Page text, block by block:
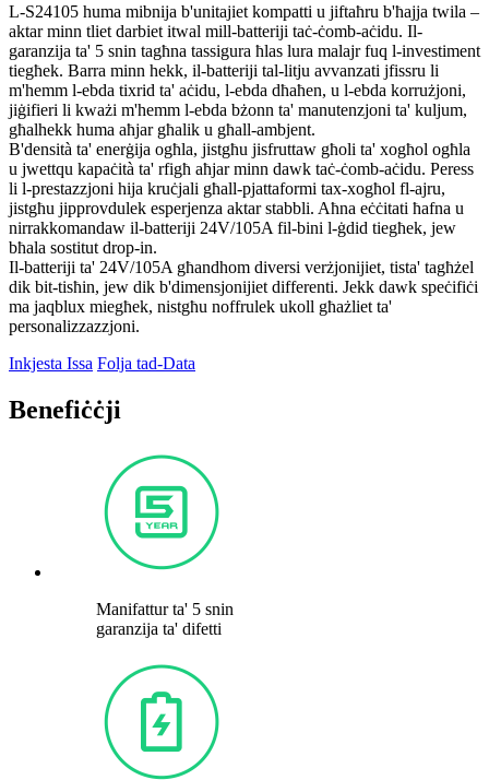
L-S24105 huma mibnija b'unitajiet kompatti u jiftaħru b'ħajja twila –
aktar minn tliet darbiet itwal mill-batteriji taċ-ċomb-aċidu. Il-
garanzija ta' 5 snin tagħna tassigura ħlas lura malajr fuq l-investiment
tiegħek. Barra minn hekk, il-batteriji tal-litju avvanzati jfissru li
m'hemm l-ebda tixrid ta' aċidu, l-ebda dħaħen, u l-ebda korrużjoni,
jiġifieri li kważi m'hemm l-ebda bżonn ta' manutenzjoni ta' kuljum,
għalhekk huma aħjar għalik u għall-ambjent.
B'densità ta' enerġija ogħla, jistgħu jisfruttaw għoli ta' xogħol ogħla
u jwettqu kapaċità ta' rfigħ aħjar minn dawk taċ-ċomb-aċidu. Peress
li l-prestazzjoni hija kruċjali għall-pjattaformi tax-xogħol fl-ajru,
jistgħu jipprovdulek esperjenza aktar stabbli. Aħna eċċitati ħafna u
nirrakkomandaw il-batteriji 24V/105A fil-bini l-ġdid tiegħek, jew
bħala sostitut drop-in.
Il-batteriji ta' 24V/105A għandhom diversi verżjonijiet, tista' tagħżel
dik bit-tisħin, jew dik b'dimensjonijiet differenti. Jekk dawk speċifiċi
ma jaqblux miegħek, nistgħu noffrulek ukoll għażliet ta'
personalizzazzjoni.
Inkjesta Issa Folja tad-Data
Benefiċċji
Manifattur ta' 5 snin
garanzija ta' difetti